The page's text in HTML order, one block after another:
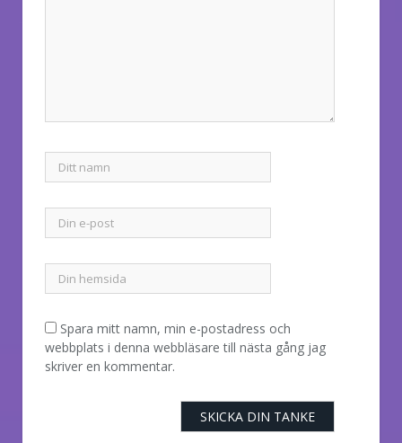
Spara mitt namn, min e-postadress och
webbplats i denna webbläsare till nästa gång jag
skriver en kommentar.